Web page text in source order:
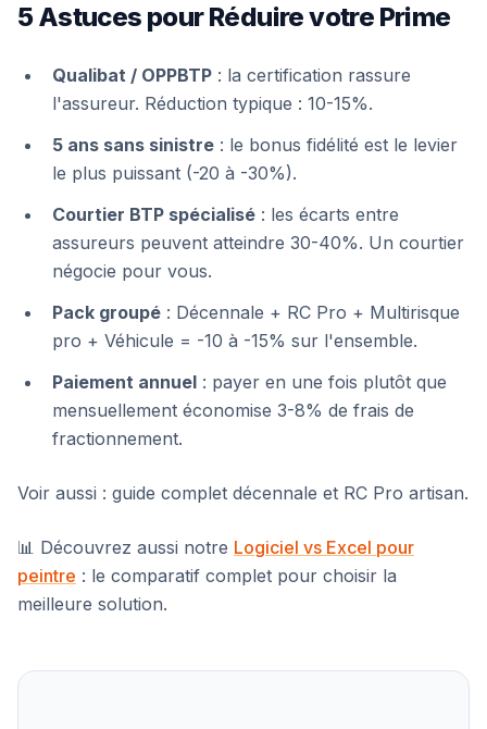
5 Astuces pour Réduire votre Prime
Qualibat / OPPBTP : la certification rassure
l'assureur. Réduction typique : 10-15%.
5 ans sans sinistre : le bonus fidélité est le levier
le plus puissant (-20 à -30%).
Courtier BTP spécialisé : les écarts entre
assureurs peuvent atteindre 30-40%. Un courtier
négocie pour vous.
Pack groupé : Décennale + RC Pro + Multirisque
pro + Véhicule = -10 à -15% sur l'ensemble.
Paiement annuel : payer en une fois plutôt que
mensuellement économise 3-8% de frais de
fractionnement.
Voir aussi : guide complet décennale et RC Pro artisan.
📊 Découvrez aussi notre Logiciel vs Excel pour
peintre : le comparatif complet pour choisir la
meilleure solution.